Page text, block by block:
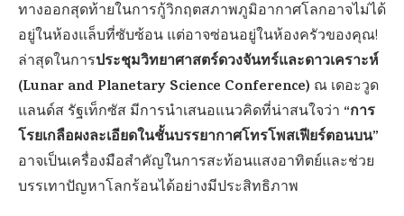
ทางออกสุดท้ายในการกู้วิกฤตสภาพภูมิอากาศโลกอาจไม่ได้
อยู่ในห้องแล็บที่ซับซ้อน แต่อาจซ่อนอยู่ในห้องครัวของคุณ!
ล่าสุดในการประชุมวิทยาศาสตร์ดวงจันทร์และดาวเคราะห์
(Lunar and Planetary Science Conference) ณ เดอะวูด
แลนด์ส รัฐเท็กซัส มีการนำเสนอแนวคิดที่น่าสนใจว่า “การ
โรยเกลือผงละเอียดในชั้นบรรยากาศโทรโพสเฟียร์ตอนบน”
อาจเป็นเครื่องมือสำคัญในการสะท้อนแสงอาทิตย์และช่วย
บรรเทาปัญหาโลกร้อนได้อย่างมีประสิทธิภาพ